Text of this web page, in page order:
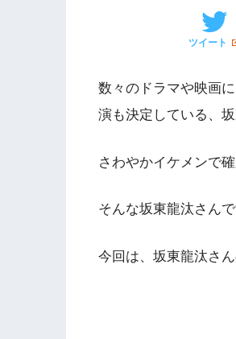
ツイート
数々のドラマや映画
演も決定している、坂
さわやかイケメンで
そんな坂東龍汰さん
今回は、坂東龍汰さ